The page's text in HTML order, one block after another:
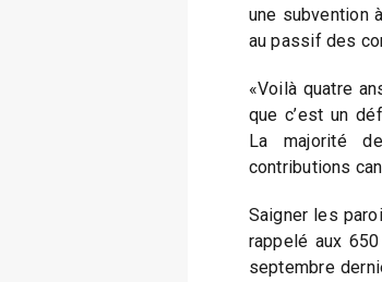
une subvention
au passif des
«Voilà quatre
que c’est un
La majorité
contributions
Saigner les
rappelé aux
septembre